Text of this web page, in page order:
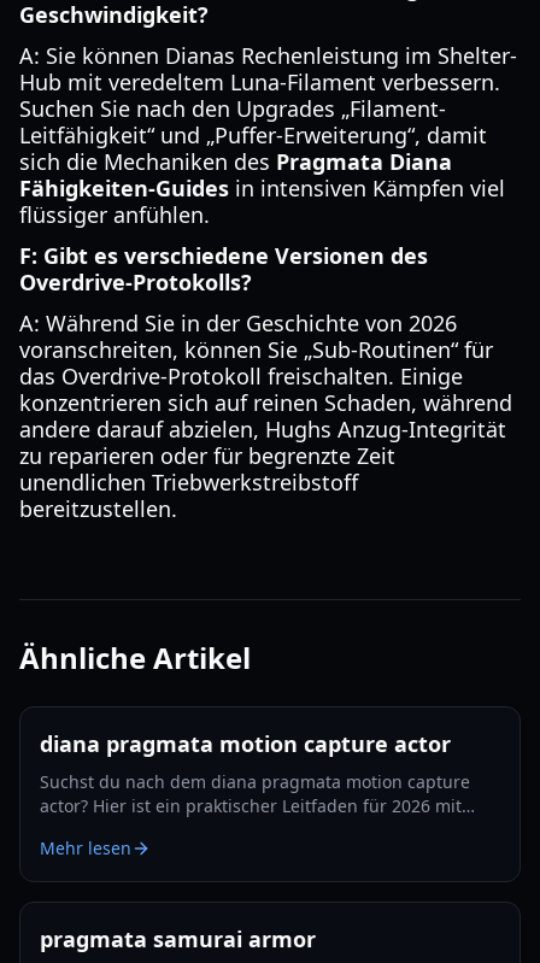
Geschwindigkeit?
A: Sie können Dianas Rechenleistung im Shelter-
Hub mit veredeltem Luna-Filament verbessern.
Suchen Sie nach den Upgrades „Filament-
Leitfähigkeit“ und „Puffer-Erweiterung“, damit
sich die Mechaniken des Pragmata Diana
Fähigkeiten-Guides in intensiven Kämpfen viel
flüssiger anfühlen.
F: Gibt es verschiedene Versionen des
Overdrive-Protokolls?
A: Während Sie in der Geschichte von 2026
voranschreiten, können Sie „Sub-Routinen“ für
das Overdrive-Protokoll freischalten. Einige
konzentrieren sich auf reinen Schaden, während
andere darauf abzielen, Hughs Anzug-Integrität
zu reparieren oder für begrenzte Zeit
unendlichen Triebwerkstreibstoff
bereitzustellen.
Ähnliche Artikel
diana pragmata motion capture actor
Suchst du nach dem diana pragmata motion capture
actor? Hier ist ein praktischer Leitfaden für 2026 mit
dem, worauf du als Nächstes achten solltest.
Mehr lesen
pragmata samurai armor